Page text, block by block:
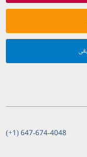
(+1) 647-674-4048